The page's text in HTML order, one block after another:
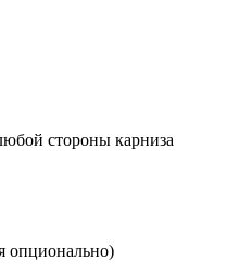
стороны карниза
опционально)